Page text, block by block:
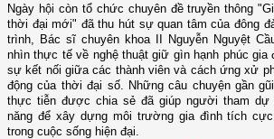
Ngày hội còn tổ chức chuyên đề truyền thông
thời đại mới" đã thu hút sự quan tâm của đông
trình, Bác sĩ chuyên khoa II Nguyễn Nguyệt
nhìn thực tế về nghệ thuật giữ gìn hạnh phúc gia
sự kết nối giữa các thành viên và cách ứng xử
động của thời đại số. Những câu chuyện gần
thực tiễn được chia sẻ đã giúp người tham
năng để xây dựng môi trường gia đình tích
trong cuộc sống hiện đại.